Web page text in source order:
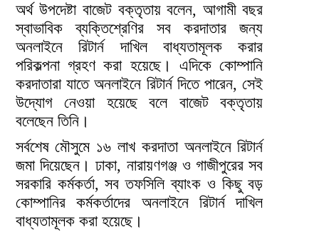
অর্থ উপদেষ্টা বাজেট বক্তৃতায় বলেন, আগামী বছর
স্বাভাবিক ব্যক্তিশ্রেণির সব করদাতার জন্য
অনলাইনে রিটার্ন দাখিল বাধ্যতামূলক করার
পরিকল্পনা গ্রহণ করা হয়েছে। এদিকে কোম্পানি
করদাতারা যাতে অনলাইনে রিটার্ন দিতে পারেন, সেই
উদ্যোগ নেওয়া হয়েছে বলে বাজেট বক্তৃতায়
বলেছেন তিনি।
সর্বশেষ মৌসুমে ১৬ লাখ করদাতা অনলাইনে রিটার্ন
জমা দিয়েছেন। ঢাকা, নারায়ণগঞ্জ ও গাজীপুরের সব
সরকারি কর্মকর্তা, সব তফসিলি ব্যাংক ও কিছু বড়
কোম্পানির কর্মকর্তাদের অনলাইনে রিটার্ন দাখিল
বাধ্যতামূলক করা হয়েছে।